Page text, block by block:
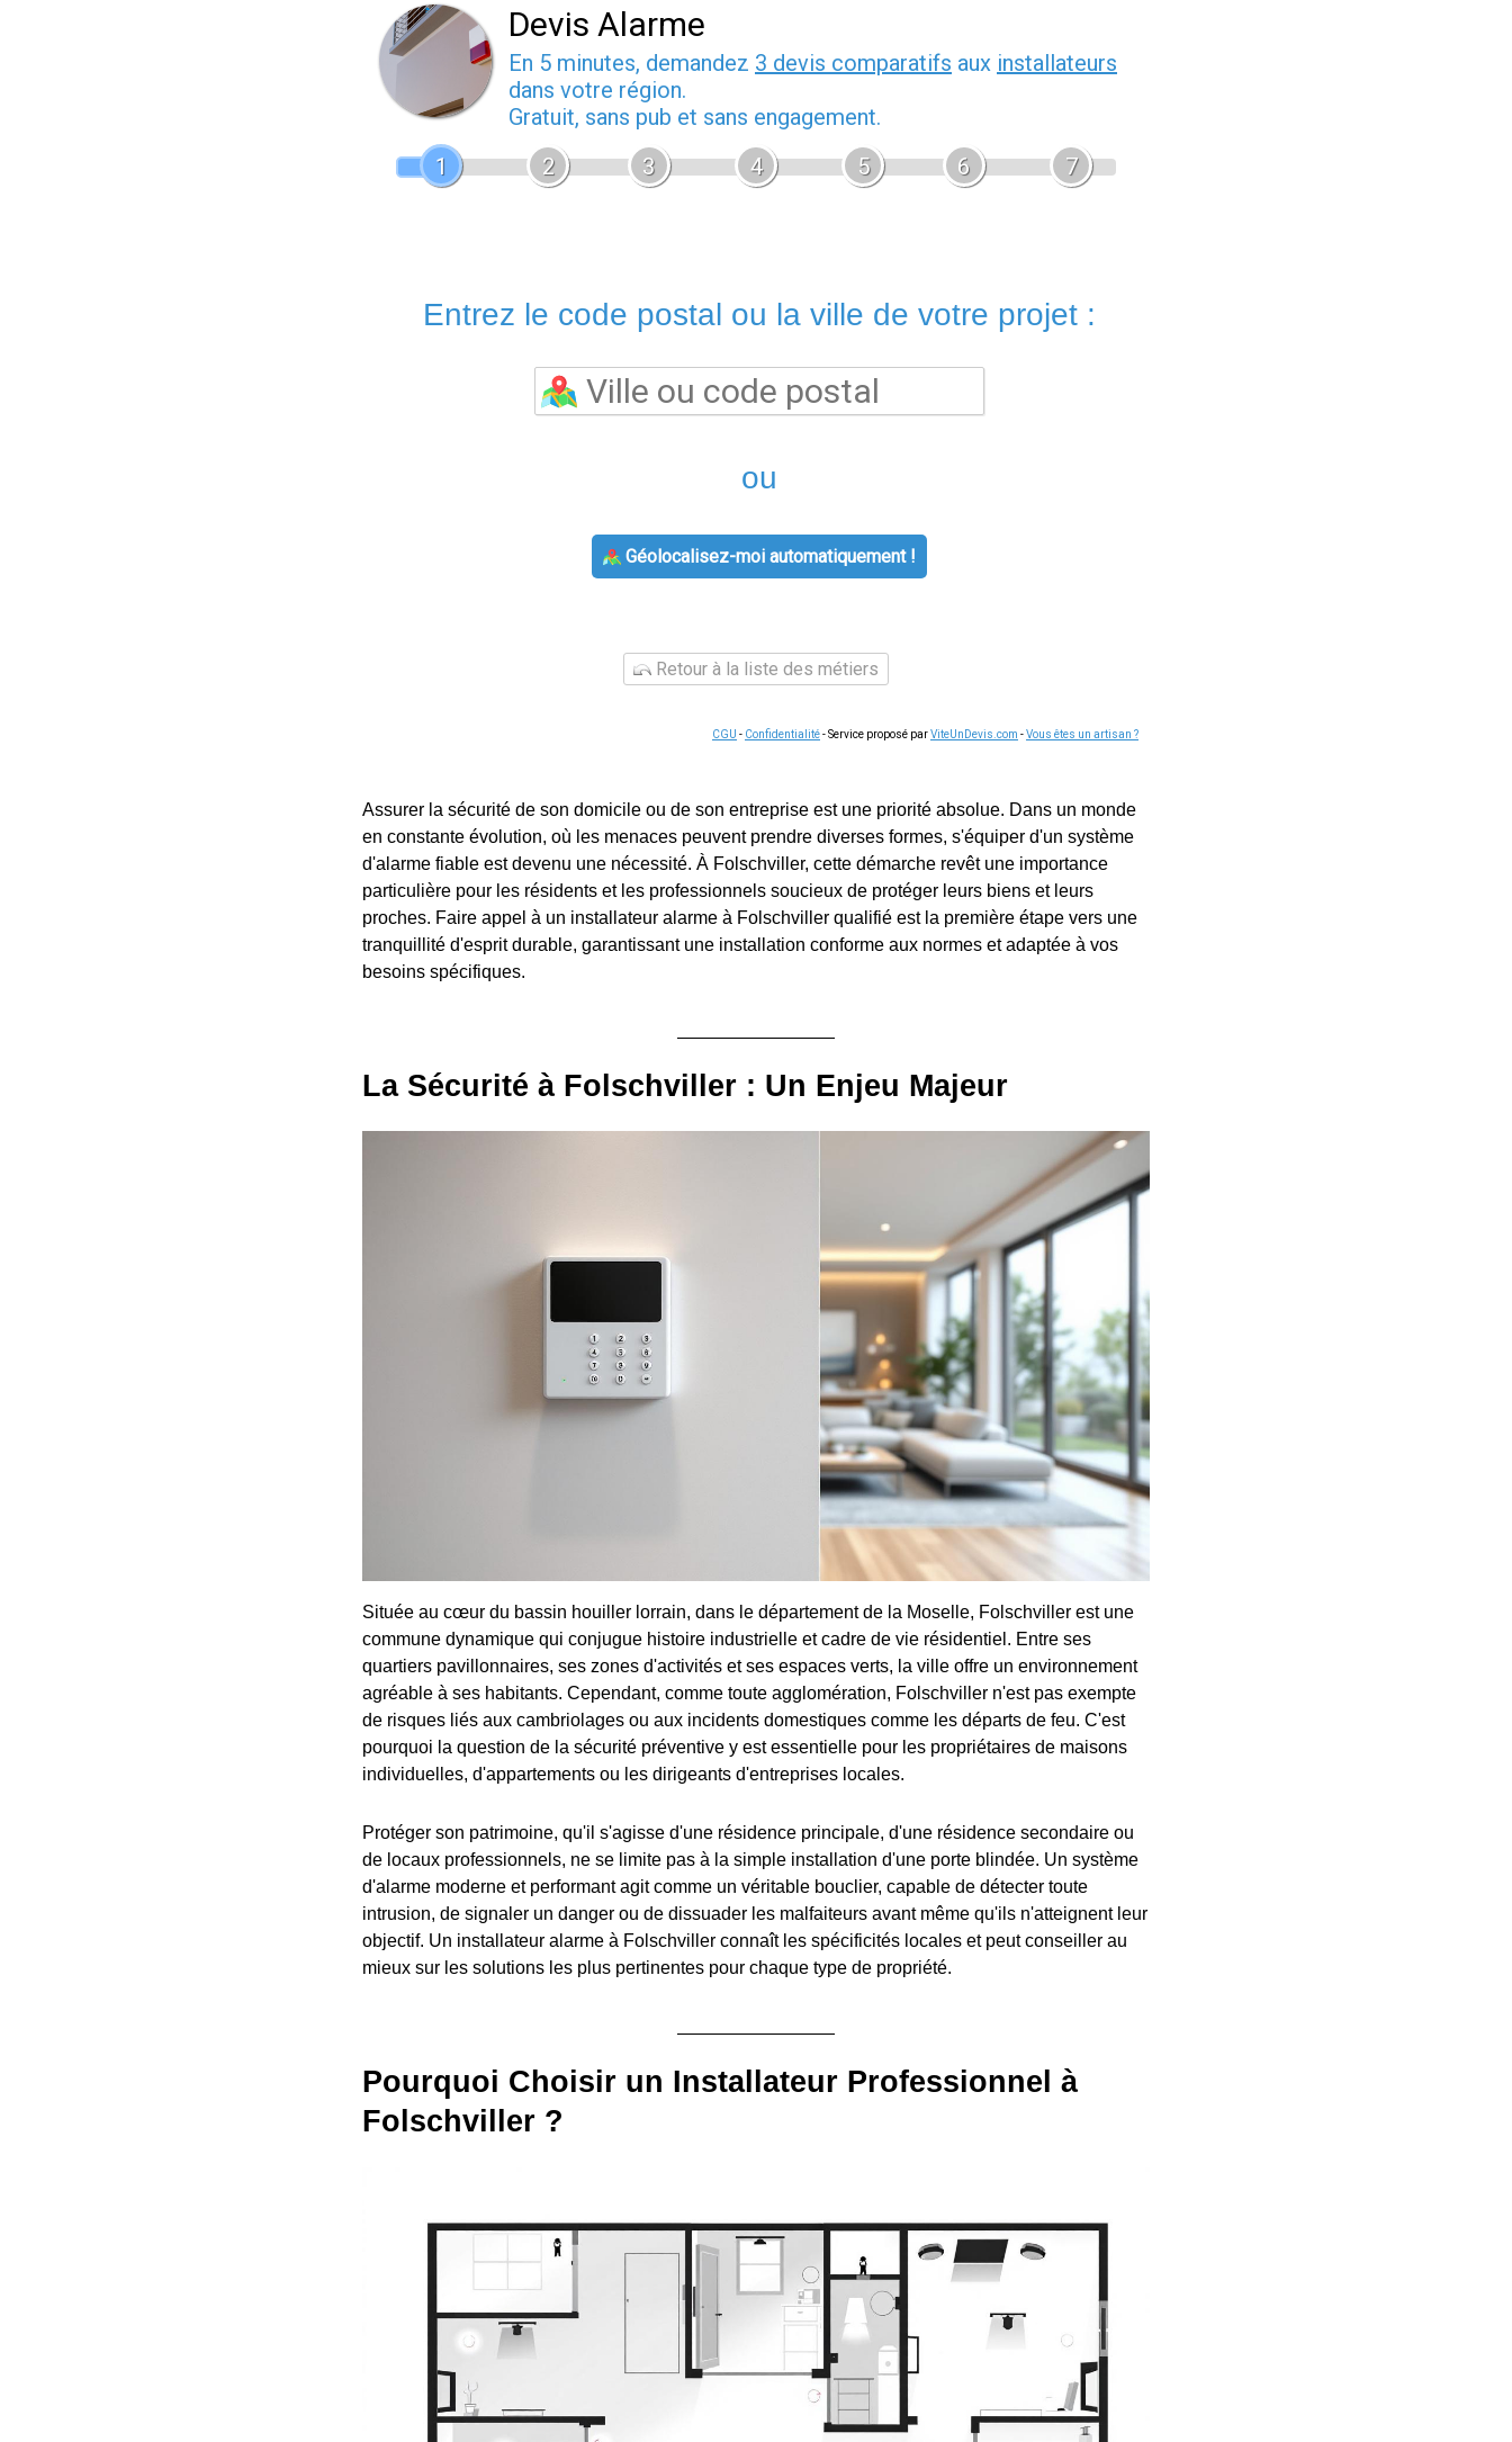
Devis Alarme
En 5 minutes, demandez 3 devis comparatifs aux installateurs
dans votre région.
Gratuit, sans pub et sans engagement.
1
2 3 4 5 6 7
Entrez le code postal ou la ville de votre projet :
ou
Géolocalisez-moi automatiquement !
Retour à la liste des métiers
CGU - Confidentialité- Service proposé parViteUnDevis.com -Vous êtes un artisan ?
Assurer la sécurité de son domicile ou de son entreprise est une priorité absolue. Dans un monde
en constante évolution, où les menaces peuvent prendre diverses formes, s'équiper d'un système
d'alarme fiable est devenu une nécessité. À Folschviller, cette démarche revêt une importance
particulière pour les résidents et les professionnels soucieux de protéger leurs biens et leurs
proches. Faire appel à un installateur alarme à Folschviller qualifié est la première étape vers une
tranquillité d'esprit durable, garantissant une installation conforme aux normes et adaptée à vos
besoins spécifiques.
La Sécurité à Folschviller : Un Enjeu Majeur
Située au cœur du bassin houiller lorrain, dans le département de la Moselle, Folschviller est une
commune dynamique qui conjugue histoire industrielle et cadre de vie résidentiel. Entre ses
quartiers pavillonnaires, ses zones d'activités et ses espaces verts, la ville offre un environnement
agréable à ses habitants. Cependant, comme toute agglomération, Folschviller n'est pas exempte
de risques liés aux cambriolages ou aux incidents domestiques comme les départs de feu. C'est
pourquoi la question de la sécurité préventive y est essentielle pour les propriétaires de maisons
individuelles, d'appartements ou les dirigeants d'entreprises locales.
Protéger son patrimoine, qu'il s'agisse d'une résidence principale, d'une résidence secondaire ou
de locaux professionnels, ne se limite pas à la simple installation d'une porte blindée. Un système
d'alarme moderne et performant agit comme un véritable bouclier, capable de détecter toute
intrusion, de signaler un danger ou de dissuader les malfaiteurs avant même qu'ils n'atteignent leur
objectif. Un installateur alarme à Folschviller connaît les spécificités locales et peut conseiller au
mieux sur les solutions les plus pertinentes pour chaque type de propriété.
Pourquoi Choisir un Installateur Professionnel à
Folschviller ?